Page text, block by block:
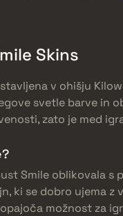
Skins
v ohišju
svetle barve in
zato je med
Smile oblikovala s
ki se dobro ujema z
možnost za